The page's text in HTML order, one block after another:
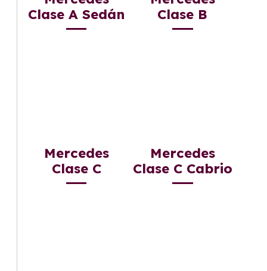
Clase A Sedán
Clase B
Mercedes
Clase C
Mercedes
Clase C Cabrio